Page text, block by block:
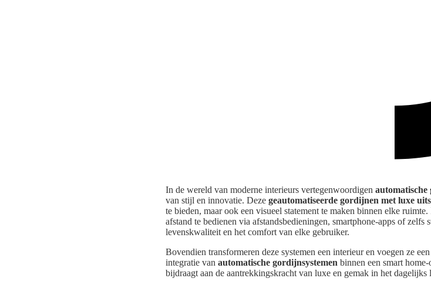
In de wereld van moderne interieurs vertegenwoordigen
van stijl en innovatie. Deze geautomatiseerde gordijnen met luxe
te bieden, maar ook een visueel statement te maken binnen elke
afstand te bedienen via afstandsbedieningen, smartphone-apps of zelfs
levenskwaliteit en het comfort van elke gebruiker.
Bovendien transformeren deze systemen een interieur en voegen ze
integratie van automatische gordijnsystemen binnen een smart
bijdraagt aan de aantrekkingskracht van luxe en gemak in het dagelijks